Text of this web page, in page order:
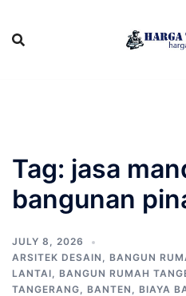
content
Tag: jasa
bangunan
JULY 8, 2026
ARSITEK DESAIN , BANGUN
LANTAI, BANGUN RUMAH
TANGERANG, BANTEN , BIAYA